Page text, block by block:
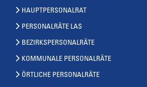
HAUPTPERSONALRAT
PERSONALRÄTE LAS
BEZIRKSPERSONALRÄTE
KOMMUNALE PERSONALRÄTE
ÖRTLICHE PERSONALRÄTE